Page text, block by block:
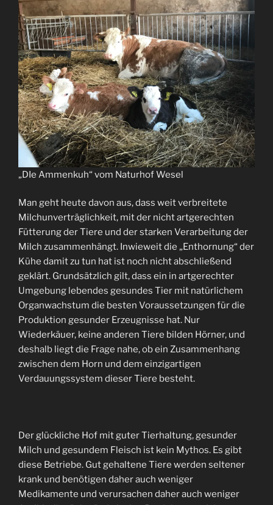
„DIe Ammenkuh“ vom Naturhof Wesel
Man geht heute davon aus, dass weit verbreitete
Milchunverträglichkeit, mit der nicht artgerechten
Fütterung der Tiere und der starken Verarbeitung der
Milch zusammenhängt. Inwieweit die „Enthornung“ der
Kühe damit zu tun hat ist noch nicht abschließend
geklärt. Grundsätzlich gilt, dass ein in artgerechter
Umgebung lebendes gesundes Tier mit natürlichem
Organwachstum die besten Voraussetzungen für die
Produktion gesunder Erzeugnisse hat. Nur
Wiederkäuer, keine anderen Tiere bilden Hörner, und
deshalb liegt die Frage nahe, ob ein Zusammenhang
zwischen dem Horn und dem einzigartigen
Verdauungssystem dieser Tiere besteht.
Der glückliche Hof mit guter Tierhaltung, gesunder
Milch und gesundem Fleisch ist kein Mythos. Es gibt
diese Betriebe. Gut gehaltene Tiere werden seltener
krank und benötigen daher auch weniger
Medikamente und verursachen daher auch weniger